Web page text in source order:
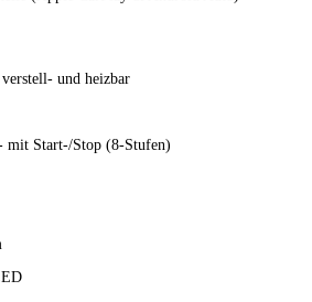
und heizbar
mit Start-/Stop (8-Stufen)